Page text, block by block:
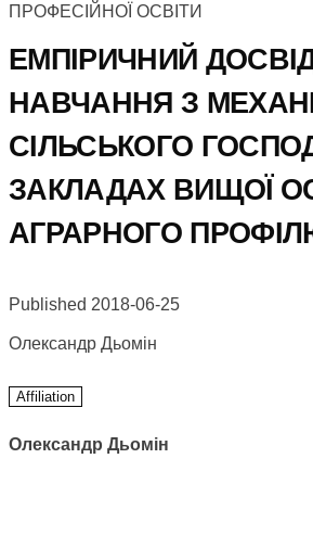
ПРОФЕСІЙНОЇ ОСВІТИ
ЕМПІРИЧНИЙ
НАВЧАННЯ З
СІЛЬСЬКОГО
ЗАКЛАДАХ ВИЩОЇ
АГРАРНОГО
Published 2018-06-25
Олександр Дьомін
Affiliation
Олександр Дьомін